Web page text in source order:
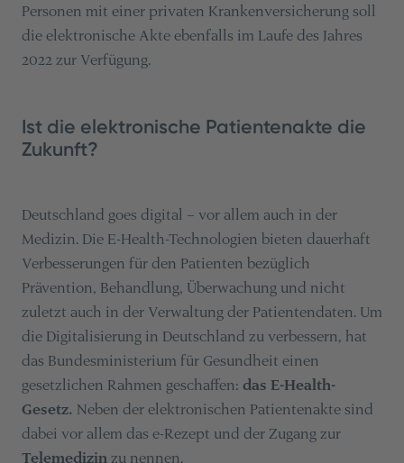
Personen mit einer privaten Krankenversicherung soll
die elektronische Akte ebenfalls im Laufe des Jahres
2022 zur Verfügung.
Ist die elektronische Patientenakte die
Zukunft?
Deutschland goes digital – vor allem auch in der
Medizin. Die E-Health-Technologien bieten dauerhaft
Verbesserungen für den Patienten bezüglich
Prävention, Behandlung, Überwachung und nicht
zuletzt auch in der Verwaltung der Patientendaten. Um
die Digitalisierung in Deutschland zu verbessern, hat
das Bundesministerium für Gesundheit einen
gesetzlichen Rahmen geschaffen: das E-Health-
Gesetz. Neben der elektronischen Patientenakte sind
dabei vor allem das e-Rezept und der Zugang zur
Telemedizinzu nennen.